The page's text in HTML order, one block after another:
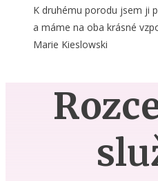
K druhému porodu jsem ji
a máme na oba krásné
Marie Kieslowski